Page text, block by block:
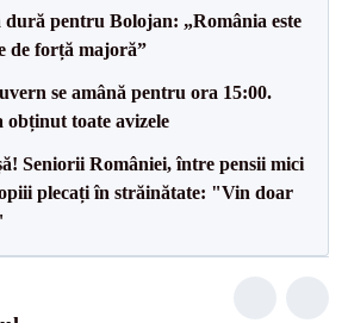
dură pentru Bolojan: „România este
de forță majoră”
se amână pentru ora 15:00.
obținut toate avizele
Seniorii României, între pensii mici
plecați în străinătate: "Vin doar